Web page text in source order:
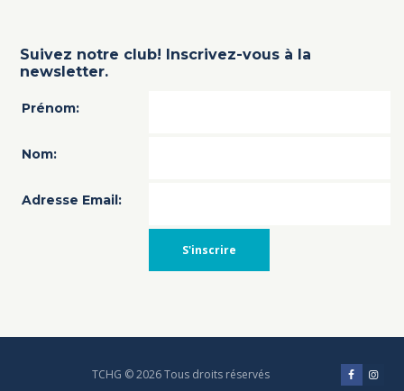
Suivez notre club! Inscrivez-vous à la
newsletter.
Prénom:
Nom:
Adresse Email:
TCHG © 2026 Tous droits réservés